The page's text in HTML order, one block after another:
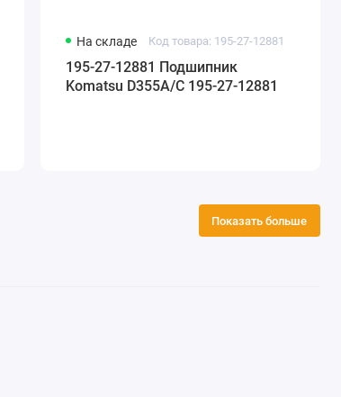
На складе Код товара: 195-27-12881
195-27-12881 Подшипник
Komatsu D355A/C 195-27-12881
Показать больше